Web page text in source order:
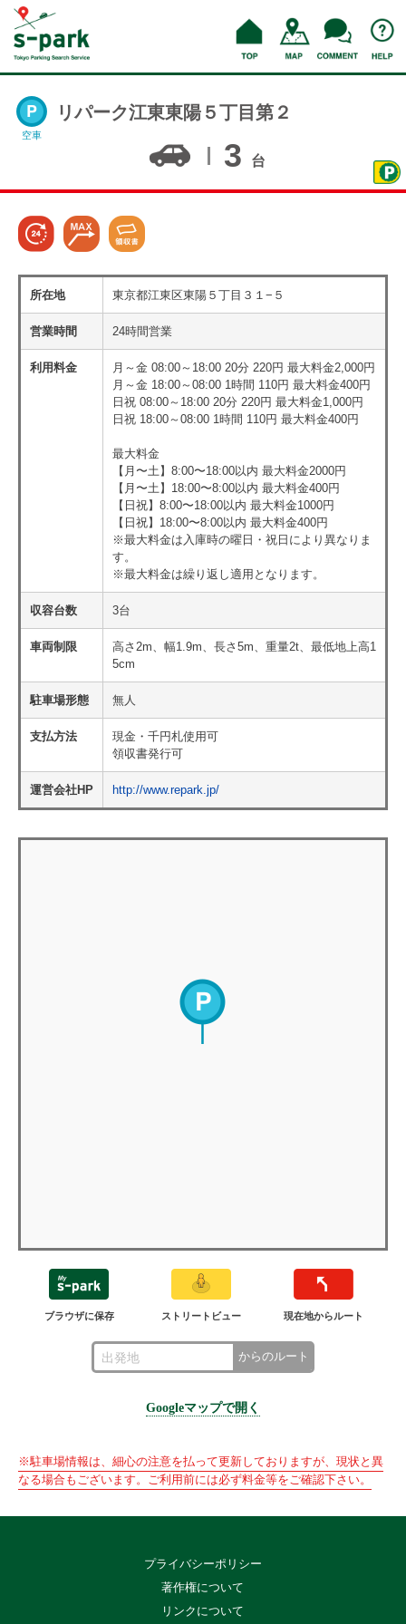
空車
リパーク江東東陽５丁目第２
3 台
所在地 東京都江東区東陽５丁目３１−５
営業時間 24時間営業
利用料金
月～金 08:00～18:00 20分 220円 最大料金2,000円
月～金 18:00～08:00 1時間 110円 最大料金400円
日祝 08:00～18:00 20分 220円 最大料金1,000円
日祝 18:00～08:00 1時間 110円 最大料金400円
最大料金
【月〜土】8:00〜18:00以内 最大料金2000円
【月〜土】18:00〜8:00以内 最大料金400円
【日祝】8:00〜18:00以内 最大料金1000円
【日祝】18:00〜8:00以内 最大料金400円
※最大料金は入庫時の曜日・祝日により異なりま
す。
※最大料金は繰り返し適用となります。
収容台数 3台
車両制限
高さ2m、幅1.9m、長さ5m、重量2t、最低地上高1
5cm
駐車場形態 無人
支払方法
現金・千円札使用可
領収書発行可
運営会社HP http://www.repark.jp/
ブラウザに保存 ストリートビュー 現在地からルート
からのルート
Googleマップで開く
※駐車場情報は、細心の注意を払って更新しておりますが、現状と異
なる場合もございます。ご利用前には必ず料金等をご確認下さい。
プライバシーポリシー
著作権について
リンクについて